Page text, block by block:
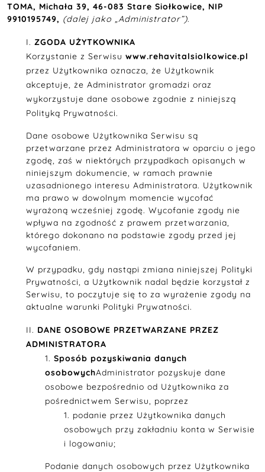
TOMA, Michała 39, 46-083 Stare Siołkowice, NIP
9910195749, (dalej jako „Administrator”).
ZGODA UŻYTKOWNIKA
Korzystanie z Serwisu www.rehavitalsiolkowice.pl
przez Użytkownika oznacza, że Użytkownik
akceptuje, że Administrator gromadzi oraz
wykorzystuje dane osobowe zgodnie z niniejszą
Polityką Prywatności.
Dane osobowe Użytkownika Serwisu są
przetwarzane przez Administratora w oparciu o jego
zgodę, zaś w niektórych przypadkach opisanych w
niniejszym dokumencie, w ramach prawnie
uzasadnionego interesu Administratora. Użytkownik
ma prawo w dowolnym momencie wycofać
wyrażoną wcześniej zgodę. Wycofanie zgody nie
wpływa na zgodność z prawem przetwarzania,
którego dokonano na podstawie zgody przed jej
wycofaniem.
W przypadku, gdy nastąpi zmiana niniejszej Polityki
Prywatności, a Użytkownik nadal będzie korzystał z
Serwisu, to poczytuje się to za wyrażenie zgody na
aktualne warunki Polityki Prywatności.
DANE OSOBOWE PRZETWARZANE PRZEZ
ADMINISTRATORA
Sposób pozyskiwania danych
osobowychAdministrator pozyskuje dane
osobowe bezpośrednio od Użytkownika za
pośrednictwem Serwisu, poprzez
podanie przez Użytkownika danych
osobowych przy zakładniu konta w Serwisie
i logowaniu;
Podanie danych osobowych przez Użytkownika